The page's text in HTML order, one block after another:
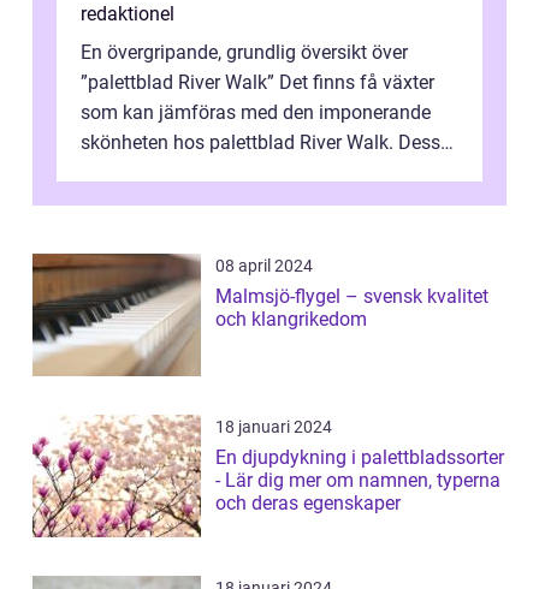
redaktionel
En övergripande, grundlig översikt över
”palettblad River Walk” Det finns få växter
som kan jämföras med den imponerande
skönheten hos palettblad River Walk. Dess
08 april 2024
Malmsjö-flygel – svensk kvalitet
och klangrikedom
18 januari 2024
En djupdykning i palettbladssorter
- Lär dig mer om namnen, typerna
och deras egenskaper